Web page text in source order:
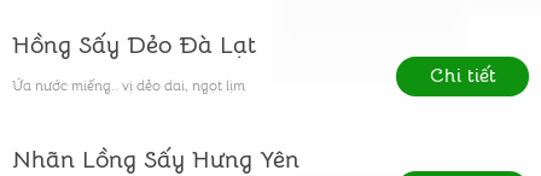
Hồng Sấy Dẻo Đà Lạt
Ứa nước miếng.. vị dẻo dai, ngọt lịm Chi tiết
Nhãn Lồng Sấy Hưng Yên